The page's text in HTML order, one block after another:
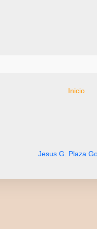
Inicio
Jesus G. Plaza